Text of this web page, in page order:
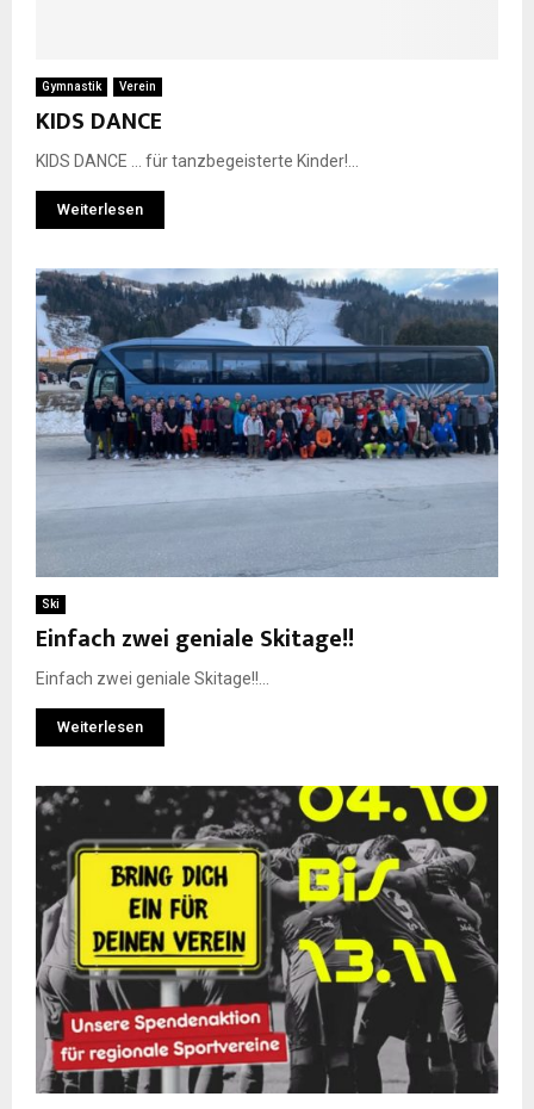
Gymnastik Verein
KIDS DANCE
KIDS DANCE … für tanzbegeisterte Kinder!...
Weiterlesen
Ski
Einfach zwei geniale Skitage!!
Einfach zwei geniale Skitage!!...
Weiterlesen